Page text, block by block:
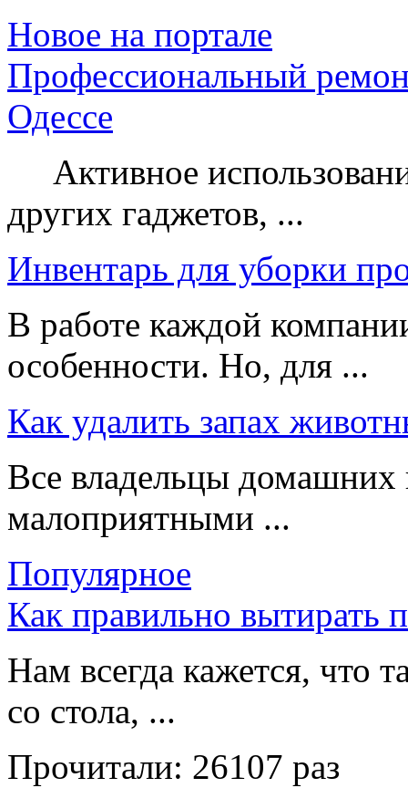
Новое на портале
Профессиональный
Одессе
Активное
других гаджетов, ...
Инвентарь для уборки
В работе каждой
особенности. Но, для ...
Как удалить запах
Все владельцы домашних
малоприятными ...
Популярное
Как правильно вытирать
Нам всегда кажется, что
со стола, ...
Прочитали: 26107 раз